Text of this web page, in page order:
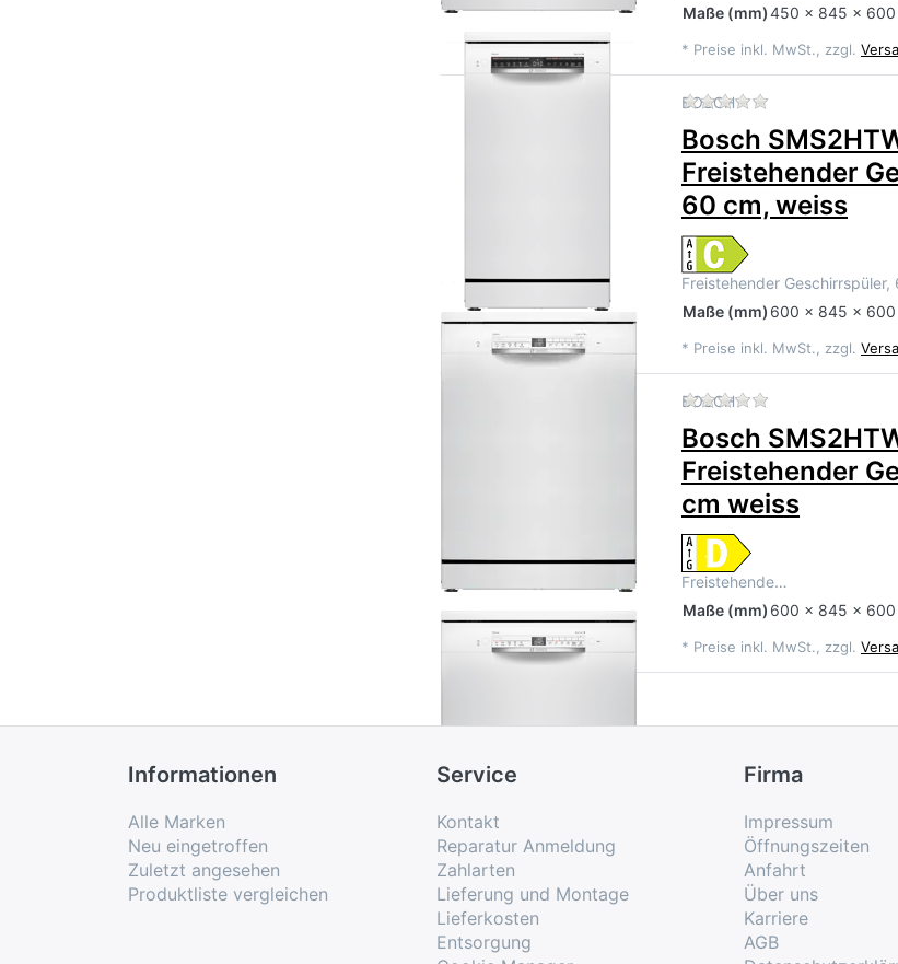
Maße (mm)450 x 845 x 600
* Preise inkl. MwSt., zzgl.
BOSCH Zu diesem
Bosch
Freistehender
60 cm, weiss
Freistehender Geschirrspüler,
Maße (mm) 600 x 845 x 600
* Preise inkl. MwSt., zzgl.
BOSCH Zu diesem
Bosch
Freistehender
cm weiss
Freistehende…
Maße (mm) 600 x 845 x 600
* Preise inkl. MwSt., zzgl.
Informationen
Alle Marken
Neu eingetroffen
Zuletzt angesehen
Produktliste vergleichen
Service
Kontakt
Reparatur Anmeldung
Zahlarten
Lieferung und Montage
Lieferkosten
Entsorgung
Firma
Impressum
Öffnungszeiten
Anfahrt
Über uns
Karriere
AGB